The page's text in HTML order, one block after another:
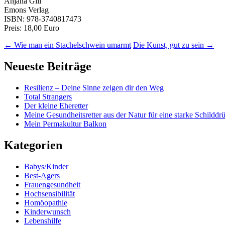
Emons Verlag
ISBN: 978-3740817473
Preis: 18,00 Euro
← Wie man ein Stachelschwein umarmt Die Kunst, gut zu sein →
Neueste Beiträge
Resilienz – Deine Sinne zeigen dir den Weg
Total Strangers
Der kleine Eheretter
Meine Gesundheitsretter aus der Natur für eine starke
Mein Permakultur Balkon
Kategorien
Babys/Kinder
Best-Agers
Frauengesundheit
Hochsensibilität
Homöopathie
Kinderwunsch
Lebenshilfe